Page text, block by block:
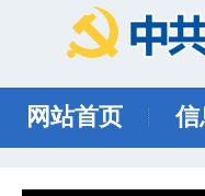
网站首页 信